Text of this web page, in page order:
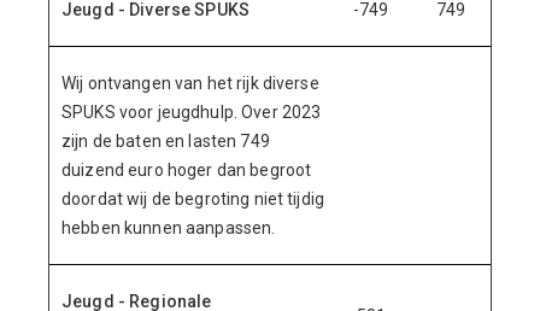
Jeugd - Diverse SPUKS -749 749
Wij ontvangen van het rijk diverse
SPUKS voor jeugdhulp. Over 2023
zijn de baten en lasten 749
duizend euro hoger dan begroot
doordat wij de begroting niet tijdig
hebben kunnen aanpassen.
Jeugd - Regionale